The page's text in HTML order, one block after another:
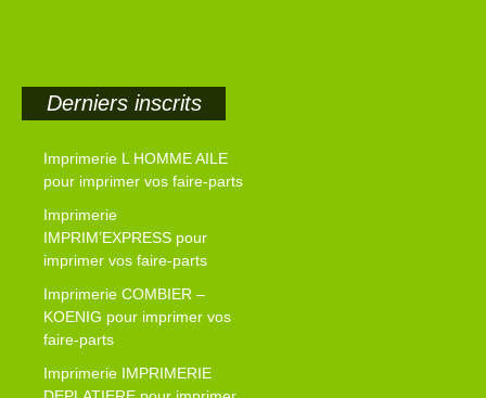
Derniers inscrits
Imprimerie L HOMME AILE
pour imprimer vos faire-parts
Imprimerie
IMPRIM’EXPRESS pour
imprimer vos faire-parts
Imprimerie COMBIER –
KOENIG pour imprimer vos
faire-parts
Imprimerie IMPRIMERIE